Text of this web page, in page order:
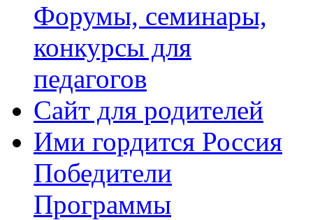
Форумы, семинары,
конкурсы для
педагогов
Сайт для родителей
Ими гордится Россия
Победители
Программы